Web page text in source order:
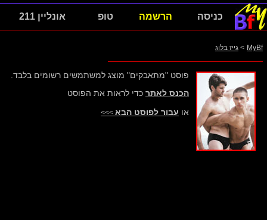
כניסה הרשמה טופ אונליין 211
MyBf
> גייז בלוג
פוסט "מתאבקים" מוצג למשתמשים רשומים בלבד.
הכנס לאתר כדי לראות את הפוסט
או עבור לפוסט הבא >>>